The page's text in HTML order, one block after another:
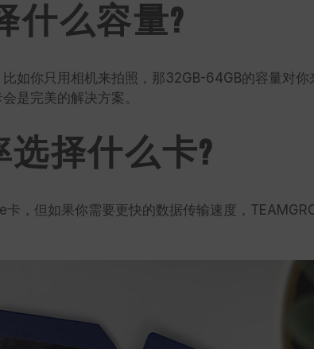
什么容量?
如你只用相机来拍照，那32GB-64GB的容量对
是完美的解决方案。
选择什么卡?
，但如果你需要更快的数据传输速度，